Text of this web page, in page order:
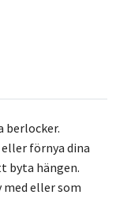
berlocker.
förnya dina
byta hängen.
eller som